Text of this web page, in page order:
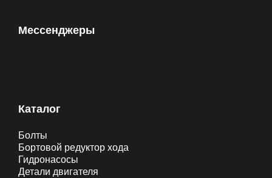
Мессенджеры
Каталог
Болты
Бортовой редуктор хода
Гидронасосы
Детали двигателя